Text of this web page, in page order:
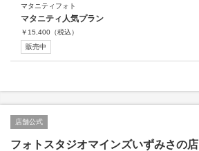
マタニティフォト
マタニティ人気プラン
￥ 15,400 （税込）
販売中
店舗公式
フォトスタジオマインズいずみさの店